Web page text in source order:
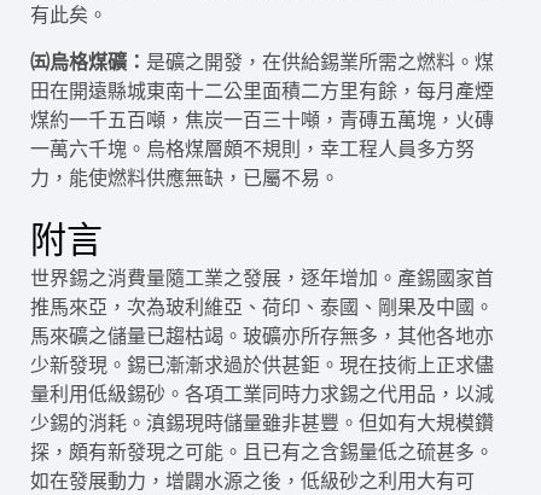
有此矣。
㈤烏格煤礦： 是礦之開發，在供給錫業所需之燃料。煤
田在開遠縣城東南十二公里面積二方里有餘，每月產煙
煤約一千五百噸，焦炭一百三十噸，青磚五萬塊，火磚
一萬六千塊。烏格煤層頗不規則，幸工程人員多方努
力，能使燃料供應無缺，已屬不易。
附言
世界錫之消費量隨工業之發展，逐年增加。產錫國家首
推馬來亞，次為玻利維亞、荷印、泰國、剛果及中國。
馬來礦之儲量已趨枯竭。玻礦亦所存無多，其他各地亦
少新發現。錫已漸漸求過於供甚鉅。現在技術上正求儘
量利用低級錫砂。各項工業同時力求錫之代用品，以減
少錫的消耗。滇錫現時儲量雖非甚豐。但如有大規模鑽
探，頗有新發現之可能。且已有之含錫量低之硫甚多。
如在發展動力，增闢水源之後，低級砂之利用大有可